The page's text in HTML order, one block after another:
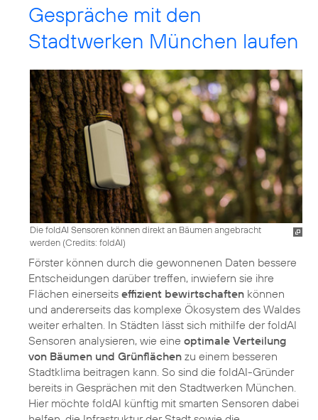
Gespräche mit den
Stadtwerken München laufen
Die foldAI Sensoren können direkt an Bäumen angebracht
werden (Credits: foldAI)
Förster können durch die gewonnenen Daten bessere
Entscheidungen darüber treffen, inwiefern sie ihre
Flächen einerseits effizient bewirtschaften können
und andererseits das komplexe Ökosystem des Waldes
weiter erhalten. In Städten lässt sich mithilfe der foldAI
Sensoren analysieren, wie eine optimale Verteilung
von Bäumen und Grünflächen zu einem besseren
Stadtklima beitragen kann. So sind die foldAI-Gründer
bereits in Gesprächen mit den Stadtwerken München.
Hier möchte foldAI künftig mit smarten Sensoren dabei